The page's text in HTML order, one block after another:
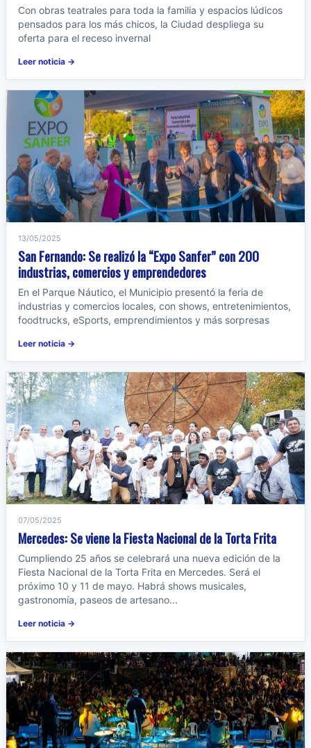
Con obras teatrales para toda la familia y espacios lúdicos
pensados para los más chicos, la Ciudad despliega su
oferta para el receso invernal
Leer noticia →
13/05/2025
San Fernando: Se realizó la “Expo Sanfer” con 200
industrias, comercios y emprendedores
En el Parque Náutico, el Municipio presentó la feria de
industrias y comercios locales, con shows, entretenimientos,
foodtrucks, eSports, emprendimientos y más sorpresas
Leer noticia →
07/05/2025
Mercedes: Se viene la Fiesta Nacional de la Torta Frita
Cumpliendo 25 años se celebrará una nueva edición de la
Fiesta Nacional de la Torta Frita en Mercedes. Será el
próximo 10 y 11 de mayo. Habrá shows musicales,
gastronomía, paseos de artesano...
Leer noticia →